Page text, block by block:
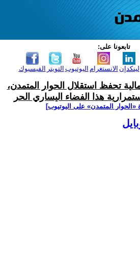
تابعونا على:
الفيسبوك التويتر اليوتيوب الانستغرام لينكدإن
تحفظ استقلال الحوار المتمدن،
هذا الفضاء اليساري الحر
المتمدن» على اليوتيوب]